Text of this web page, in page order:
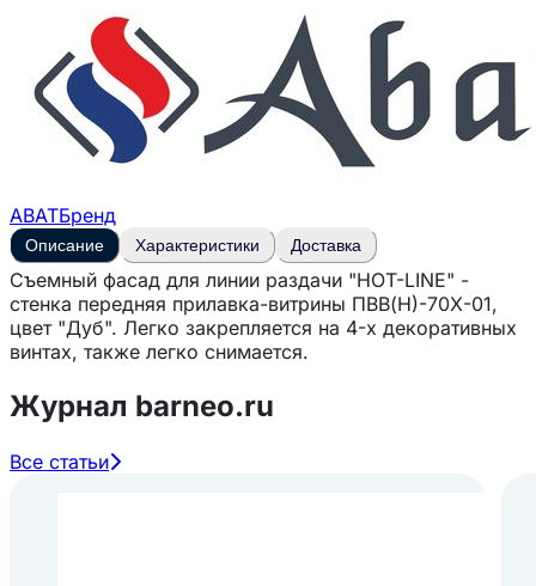
ABATБренд
Описание Характеристики Доставка
Съемный фасад для линии раздачи "HOT-LINE" -
стенка передняя прилавка-витрины ПВВ(Н)-70Х-01,
цвет "Дуб". Легко закрепляется на 4-х декоративных
винтах, также легко снимается.
Журнал barneo.ru
Все статьи